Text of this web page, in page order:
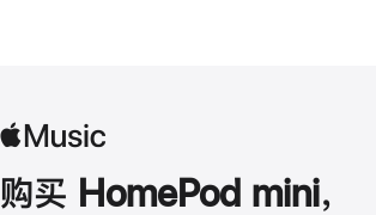
购买 HomePod mini，